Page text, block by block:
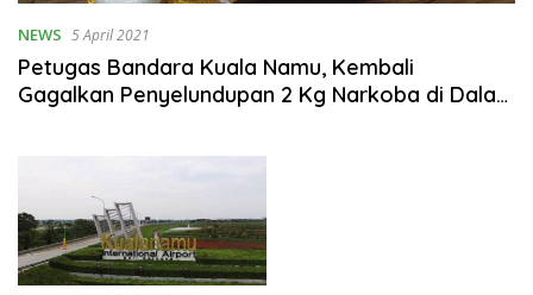
NEWS 5 April 2021
Petugas Bandara Kuala Namu, Kembali
Gagalkan Penyelundupan 2 Kg Narkoba di Dalam